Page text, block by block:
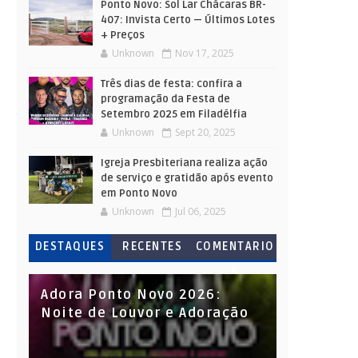
Ponto Novo: Sol Lar Chácaras BR-
407: Invista Certo — Últimos Lotes
+ Preços
Unknown Nov 17, 2025
Três dias de festa: confira a
programação da Festa de
Setembro 2025 em Filadélfia
Unknown Sept 20, 2025
Igreja Presbiteriana realiza ação
de serviço e gratidão após evento
em Ponto Novo
Unknown Jul 06, 2025
DESTAQUES RECENTES
COMENTARIO
S
Adora Ponto Novo 2026:
Noite de Louvor e Adoração